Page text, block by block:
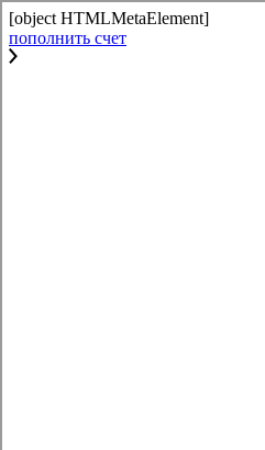
[object HTMLMetaElement]
пополнить счет